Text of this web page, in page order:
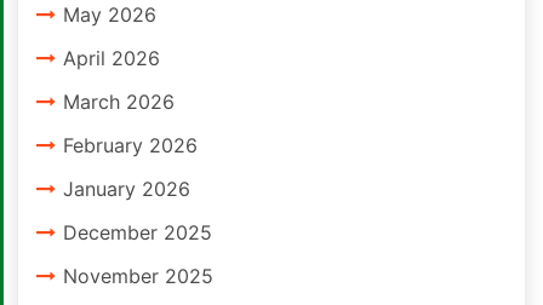
May 2026
April 2026
March 2026
February 2026
January 2026
December 2025
November 2025